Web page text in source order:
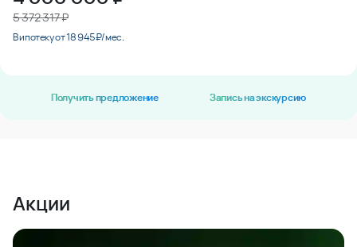
5 372 317 ₽
В ипотеку от 18 945 ₽/мес.
Получить предложение Запись на экскурсию
Акции